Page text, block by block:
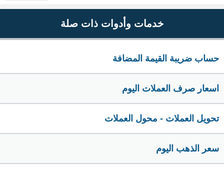
خدمات وأدوات ذات صلة
حساب ضريبة القيمة المضافة
اسعار صرف العملات اليوم
تحويل العملات - محول العملات
سعر الذهب اليوم